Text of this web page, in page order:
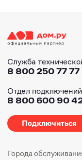
Служба
8 800 250 77 77
Отдел подключений
8 800 600 90
Подключиться
Города